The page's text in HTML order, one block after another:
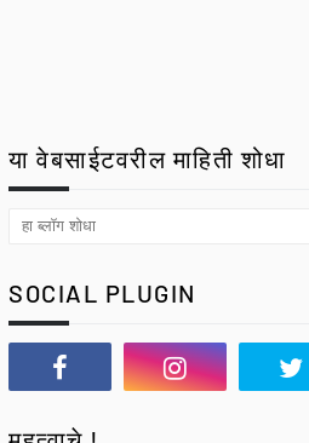
या वेबसाईटवरील माहिती शोधा
SOCIAL PLUGIN